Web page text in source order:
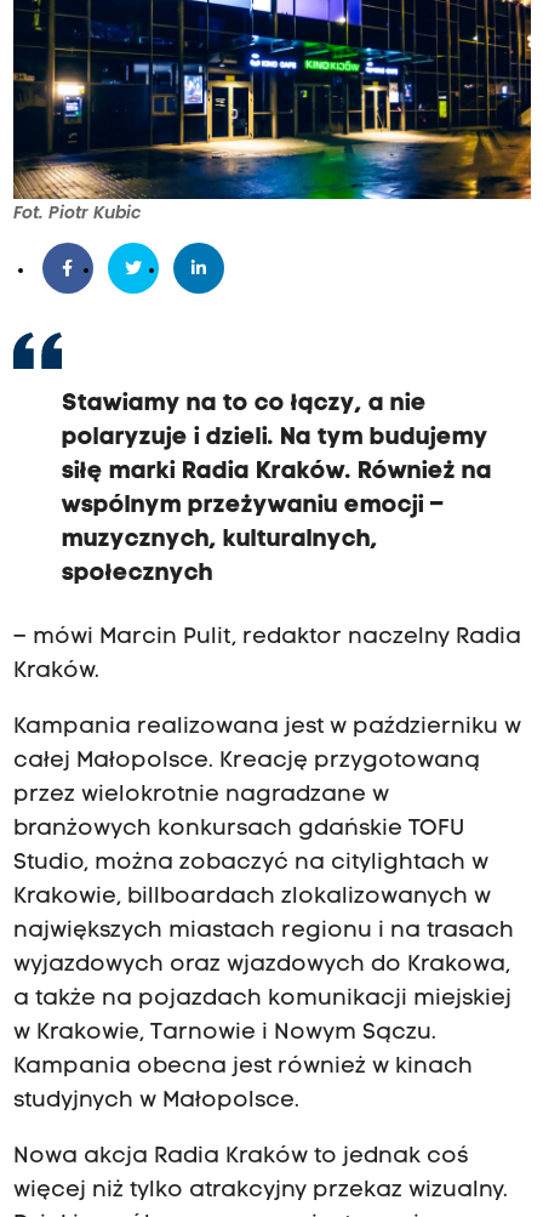
Fot. Piotr Kubic
Stawiamy na to co łączy, a nie
polaryzuje i dzieli. Na tym budujemy
siłę marki Radia Kraków. Również na
wspólnym przeżywaniu emocji –
muzycznych, kulturalnych,
społecznych
– mówi Marcin Pulit, redaktor naczelny Radia
Kraków.
Kampania realizowana jest w październiku w
całej Małopolsce. Kreację przygotowaną
przez wielokrotnie nagradzane w
branżowych konkursach gdańskie TOFU
Studio, można zobaczyć na citylightach w
Krakowie, billboardach zlokalizowanych w
największych miastach regionu i na trasach
wyjazdowych oraz wjazdowych do Krakowa,
a także na pojazdach komunikacji miejskiej
w Krakowie, Tarnowie i Nowym Sączu.
Kampania obecna jest również w kinach
studyjnych w Małopolsce.
Nowa akcja Radia Kraków to jednak coś
więcej niż tylko atrakcyjny przekaz wizualny.